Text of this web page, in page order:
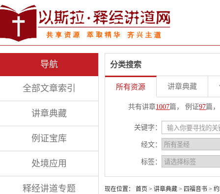
导航
全部文章索引
讲章典藏
例证宝库
处境应用
释经讲道专题
分类搜索
所有资源 讲章典藏
共有讲章1007篇， 例证97篇
关键字：
经文：
标签：
现在位置： 首页 > 讲章典藏 > 四福音书 >